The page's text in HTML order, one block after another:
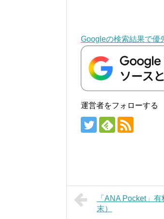
Googleの検索結果で優
運営者をフォローする
「ANA Pocket」
末）